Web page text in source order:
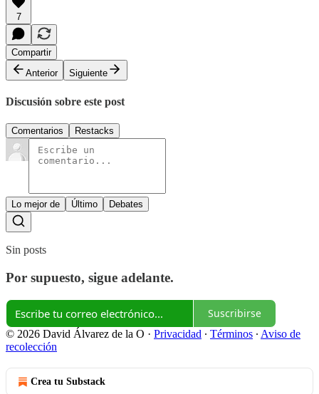
7
Compartir
Anterior
Siguiente
Discusión sobre este post
Comentarios Restacks
Lo mejor de Último Debates
Sin posts
Por supuesto, sigue adelante.
Suscribirse
© 2026 David Álvarez de la O · Privacidad ∙ Términos ∙ Aviso de
recolección
Crea tu Substack